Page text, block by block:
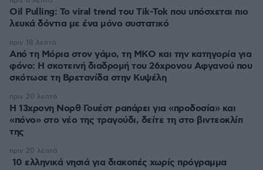
Oil Pulling: To viral trend του Tik-Tok που υπόσχεται πιο
λευκά δόντια με ένα μόνο συστατικό
Από τη Μόρια στον γάμο, τη ΜΚΟ και την κατηγορία για
φόνο: Η σκοτεινή διαδρομή του 26χρονου Αφγανού που
σκότωσε τη Βρετανίδα στην Κυψέλη
πριν 18 λεπτά
Η 13χρονη Νορθ Γουέστ ραπάρει για «προδοσία» και
«πόνο» στο νέο της τραγούδι, δείτε τη στο βιντεοκλίπ
της
πριν 20 λεπτά
10 ελληνικά νησιά για διακοπές χωρίς πρόγραμμα
πριν 20 λεπτά